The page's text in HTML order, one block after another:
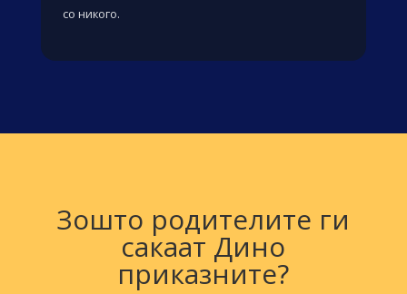
со никого.
Зошто родителите ги
сакаат Дино
приказните?